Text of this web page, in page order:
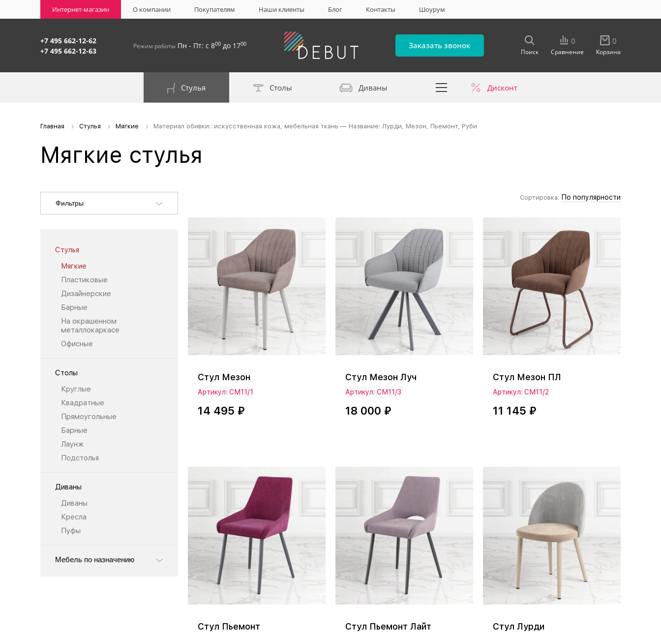
Интернет-магазин О компании Покупателям Наши клиенты Блог Контакты Шоурум
+7 495 662-12-62
+7 495 662-12-63
Режим работы Пн - Пт: с 800 до 1700 Заказать звонок
Поиск
0
Сравнение
0
Корзина
Стулья Столы Диваны Дисконт
Главная Стулья Мягкие Материал обивки:: искусственная кожа, мебельная ткань — Название: Лурди, Мезон, Пьемонт, Руби
Мягкие стулья
Фильтры
Стулья
Мягкие
Пластиковые
Дизайнерские
Барные
На окрашенном
металлокаркасе
Офисные
Столы
Круглые
Квадратные
Прямоугольные
Барные
Лаунж
Подстолья
Диваны
Диваны
Кресла
Пуфы
Мебель по назначению
Сортировка: По популярности
Стул Мезон
Артикул: СМ11/1
14 495 ₽
Стул Мезон Луч
Артикул: СМ11/3
18 000 ₽
Стул Мезон ПЛ
Артикул: СМ11/2
11 145 ₽
Стул Пьемонт Стул Пьемонт Лайт Стул Лурди